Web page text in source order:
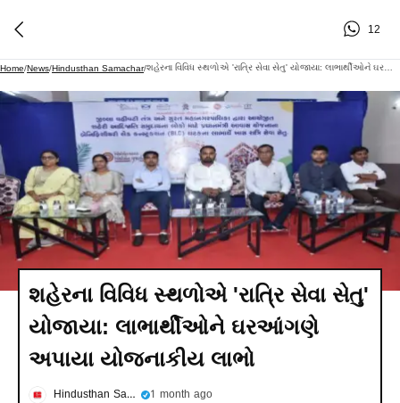
12
Home/News/Hindusthan Samachar/
શહેરના વિવિધ સ્થળોએ 'રાત્રિ સેવા સેતુ'
યોજાયા: લાભાર્થીઓને ઘરઆંગણે
અપાયા યોજનાકીય લાભો
Hindusthan Samachar 1 month ago